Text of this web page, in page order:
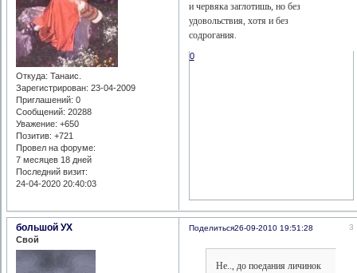
Откуда: Танаис.
Зарегистрирован: 23-04-2009
Приглашений: 0
Сообщений: 20288
Уважение: +650
Позитив: +721
Провел на форуме:
7 месяцев 18 дней
Последний визит:
24-04-2020 20:40:03
и червяка заглотишь, но без
удовольствия, хотя и без
содрогания.
0
Поделиться 3
26-09-2010 19:51:28
большой УХ
Свой
Не.., до поедания личинок